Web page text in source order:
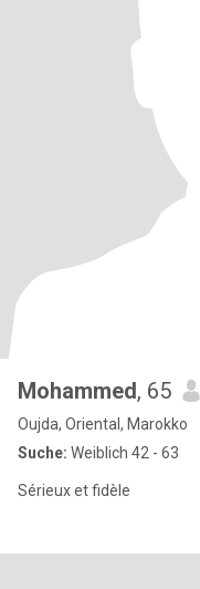
Mohammed, 65
Oujda, Oriental, Marokko
Suche: Weiblich 42 - 63
Sérieux et fidèle